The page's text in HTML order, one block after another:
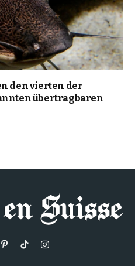
den vierten der
übertragbaren
PinterestTikTokInstagram